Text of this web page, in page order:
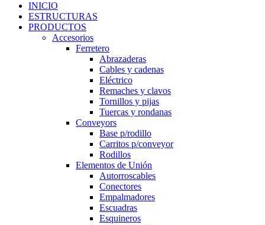
INICIO
ESTRUCTURAS
PRODUCTOS
Accesorios
Ferretero
Abrazaderas
Cables y cadenas
Eléctrico
Remaches y clavos
Tornillos y pijas
Tuercas y rondanas
Conveyors
Base p/rodillo
Carritos p/conveyor
Rodillos
Elementos de Unión
Autorroscables
Conectores
Empalmadores
Escuadras
Esquineros